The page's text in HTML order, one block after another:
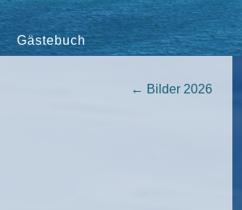
Gästebuch
← Bilder 2026